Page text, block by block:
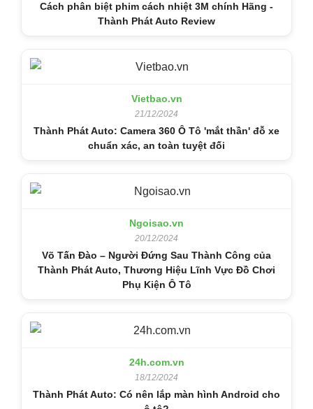
Cách phân biệt phim cách nhiệt 3M chính Hãng -
Thành Phát Auto Review
Vietbao.vn
21/12/2024
Thành Phát Auto: Camera 360 Ô Tô 'mắt thần' đỗ xe
chuẩn xác, an toàn tuyệt đối
Ngoisao.vn
20/12/2024
Võ Tấn Đào – Người Đứng Sau Thành Công của
Thành Phát Auto, Thương Hiệu Lĩnh Vực Đồ Chơi
Phụ Kiện Ô Tô
24h.com.vn
18/12/2024
Thành Phát Auto: Có nên lắp màn hình Android cho